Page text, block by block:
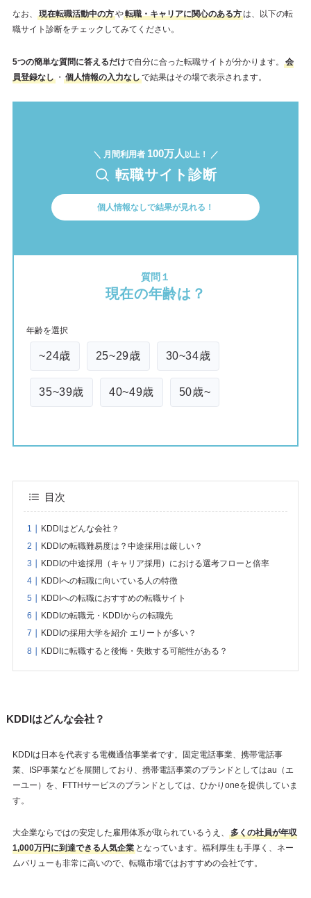
なお、 現在転職活動中の方や転職・キャリアに関心のある方は、以下の転
職サイト診断をチェックしてみてください。
5つの簡単な質問に答えるだけで自分に合った転職サイトが分かります。
会
員登録なし ・ 個人情報の入力なし で結果はその場で表示されます。
＼ 月間利用者 100万人 以上！ ／
転職サイト診断
個人情報なしで結果が見れる！
質問１
現在の年齢は？
年齢を選択
~24歳 25~29歳 30~34歳
35~39歳 40~49歳 50歳~
目次
KDDIはどんな会社？
KDDIの転職難易度は？中途採用は厳しい？
KDDIの中途採用（キャリア採用）における選考フローと倍率
KDDIへの転職に向いている人の特徴
KDDIへの転職におすすめの転職サイト
KDDIの転職元・KDDIからの転職先
KDDIの採用大学を紹介 エリートが多い？
KDDIに転職すると後悔・失敗する可能性がある？
KDDIはどんな会社？
KDDIは日本を代表する電機通信事業者です。固定電話事業、携帯電話事
業、ISP事業などを展開しており、携帯電話事業のブランドとしてはau（エ
ーユー）を、FTTHサービスのブランドとしては、ひかりoneを提供していま
す。
大企業ならではの安定した雇用体系が取られているうえ、
多くの社員が年収
1,000万円に到達できる人気企業となっています。福利厚生も手厚く、ネー
ムバリューも非常に高いので、転職市場ではおすすめの会社です。